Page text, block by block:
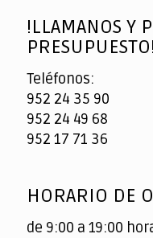
!LLAMANOS Y
PRESUPUESTO!
Teléfonos:
952 24 35 90
952 24 49 68
952 17 71 36
HORARIO DE
de 9:00 a 19:00